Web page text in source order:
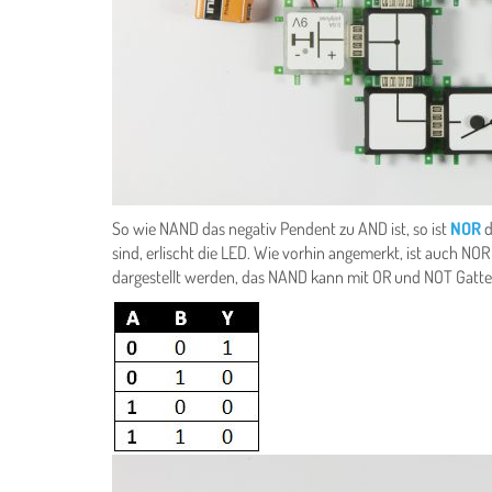
So wie NAND das negativ Pendent zu AND ist, so ist NOR
sind, erlischt die LED. Wie vorhin angemerkt, ist auch
dargestellt werden, das NAND kann mit OR und NOT